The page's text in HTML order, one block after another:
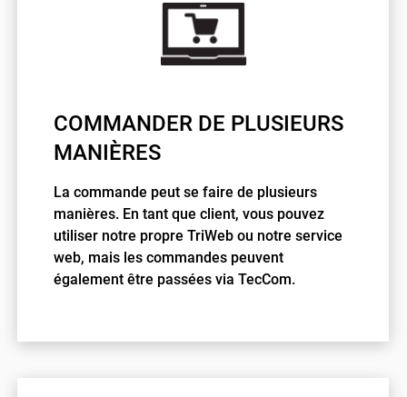
COMMANDER DE PLUSIEURS
MANIÈRES
La commande peut se faire de plusieurs
manières. En tant que client, vous pouvez
utiliser notre propre TriWeb ou notre service
web, mais les commandes peuvent
également être passées via TecCom.